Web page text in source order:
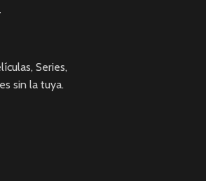
Series,
sin la tuya.